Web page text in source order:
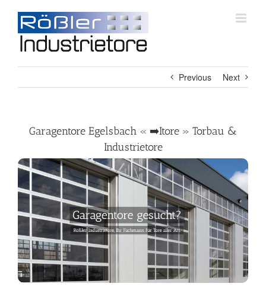
content
Previous Next
Garagentore Egelsbach « ➡️Itore » Torbau &
Industrietore